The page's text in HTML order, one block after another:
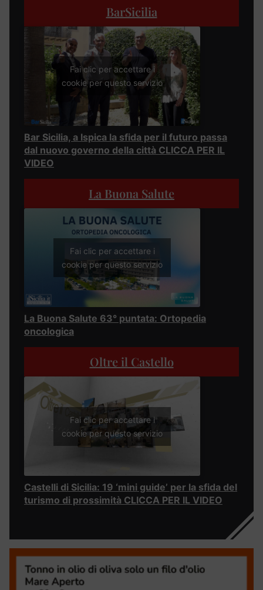
BarSicilia
Fai clic per accettare i
cookie per questo servizio
Bar Sicilia, a Ispica la sfida per il futuro passa
dal nuovo governo della città CLICCA PER IL
VIDEO
La Buona Salute
Fai clic per accettare i
cookie per questo servizio
La Buona Salute 63° puntata: Ortopedia
oncologica
Oltre il Castello
Fai clic per accettare i
cookie per questo servizio
Castelli di Sicilia: 19 ‘mini guide’ per la sfida del
turismo di prossimità CLICCA PER IL VIDEO